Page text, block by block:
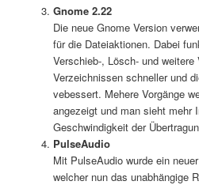
Gnome 2.22
Die neue Gnome Version
für die Dateiaktionen. Dabei
Verschieb-, Lösch- und
Verzeichnissen schneller und
vebessert. Mehere Vorgänge
angezeigt und man sieht mehr
Geschwindigkeit der
PulseAudio
Mit PulseAudio wurde ein
welcher nun das unabhängige